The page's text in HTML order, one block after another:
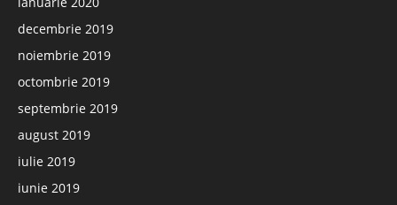
decembrie 2019
noiembrie 2019
octombrie 2019
septembrie 2019
august 2019
iulie 2019
iunie 2019